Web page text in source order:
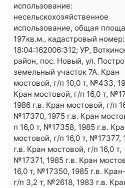
использование:
несельскохозяйственное
использование, общая
197кв.м., кадастровый номер:
18:04:162006:312; УР,
район, пос. Новый, ул.
земельный участок 7А. Кран
мостовой, г/п 10,0 т, №433,
Кран мостовой, г/п 16,0 т,
1986 г.в. Кран мостовой, г/п
№17370, 1975 г.в. Кран
п 16,0 т, №17358, 1985 г.в.
мостовой, г/п 16,0 т, №17377,
г.в. Кран мостовой, г/п 16,0 т,
№17371, 1985 г.в. Кран
16,0 т, №17350, 1985 г.в.
г/п 3,2 т, №2618, 1983 г.в.